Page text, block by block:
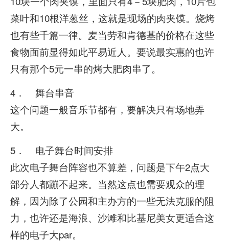
菜叶和10根洋葱丝，这就是现场的肉夹馍。烧烤
也有些千篇一律。麦当劳和肯德基的价格在这些
食物面前显得如此平易近人。要说最实惠的也许
只有那个5元一串的烤大肥肉串了。
4． 舞台串音
这个问题一般音乐节都有，要解决只有场地弄
大。
5． 电子舞台时间安排
此次电子舞台阵容也不算差，问题是下午2点大
部分人都蹦不起来。当然这点也需要观众的理
解，因为除了公园和主办方的一些无法克服的阻
力，也许还是海浪、沙滩和比基尼美女更适合这
样的电子大par。